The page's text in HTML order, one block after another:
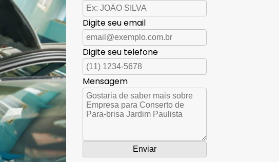
Digite seu email
Digite seu telefone
Mensagem